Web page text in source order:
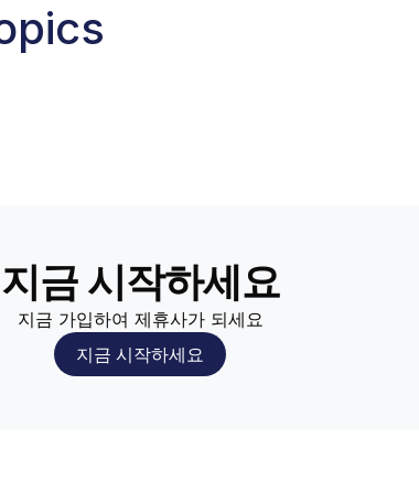
지금 시작하세요
지금 가입하여 제휴사가 되세요
지금 시작하세요